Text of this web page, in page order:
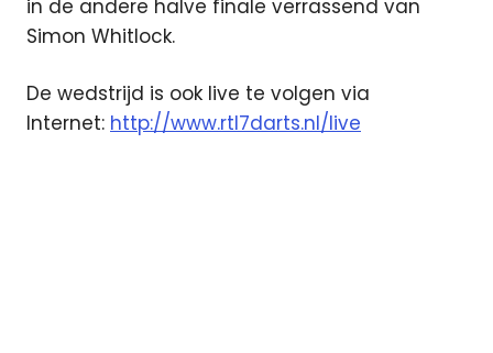
in de andere halve finale verrassend van
Simon Whitlock.
De wedstrijd is ook live te volgen via
Internet: http://www.rtl7darts.nl/live